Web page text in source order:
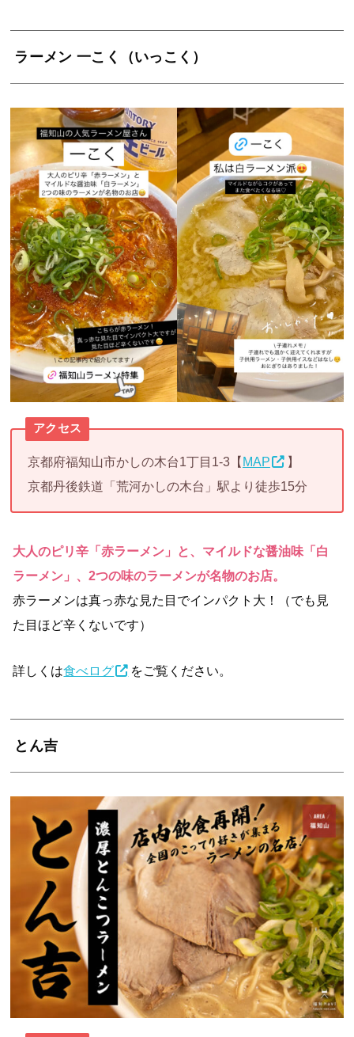
ラーメン 一こく（いっこく）
アクセス
京都府福知山市かしの木台1丁目1-3【MAP
】
京都丹後鉄道「荒河かしの木台」駅より徒歩15分
大人のピリ辛「赤ラーメン」と、マイルドな醤油味「白
ラーメン」、2つの味のラーメンが名物のお店。
赤ラーメンは真っ赤な見た目でインパクト大！（でも見
た目ほど辛くないです）
詳しくは食べログ をご覧ください。
とん吉